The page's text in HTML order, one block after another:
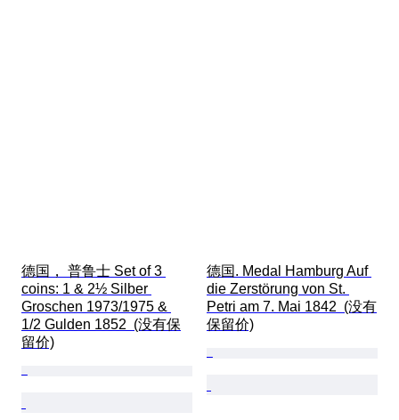
德国， 普鲁士 Set of 3
coins: 1 & 2½ Silber
Groschen 1973/1975 &
1/2 Gulden 1852  (没有保
留价)
德国. Medal Hamburg Auf
die Zerstörung von St.
Petri am 7. Mai 1842  (没有
保留价)